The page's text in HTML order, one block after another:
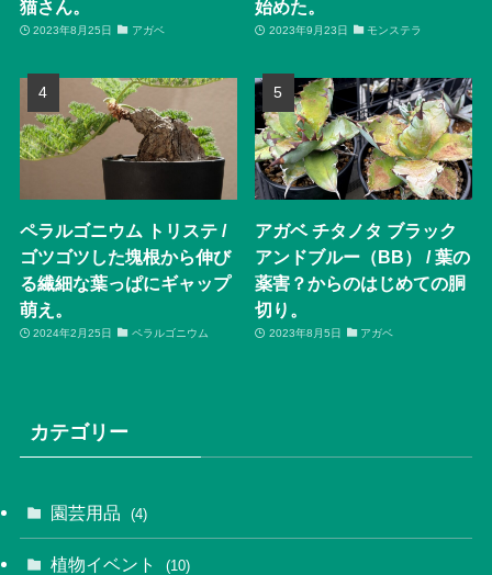
猫さん。
2023年8月25日 アガベ
始めた。
2023年9月23日 モンステラ
ペラルゴニウム トリステ /
ゴツゴツした塊根から伸び
る繊細な葉っぱにギャップ
萌え。
2024年2月25日 ペラルゴニウム
アガベ チタノタ ブラック
アンドブルー（BB） / 葉の
薬害？からのはじめての胴
切り。
2023年8月5日 アガベ
カテゴリー
園芸用品 (4)
植物イベント (10)